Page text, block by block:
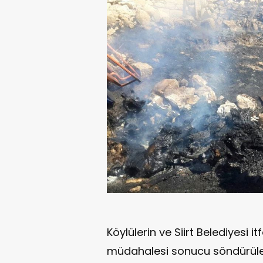
Köylülerin ve Siirt Belediyesi
müdahalesi sonucu